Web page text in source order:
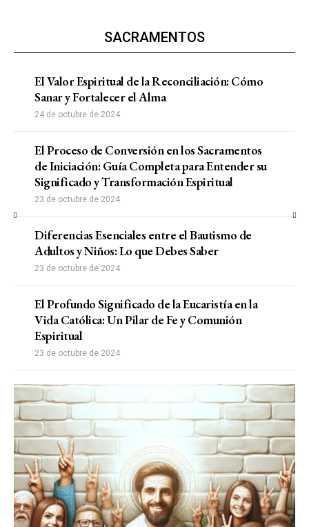
SACRAMENTOS
El Valor Espiritual de la Reconciliación: Cómo
Sanar y Fortalecer el Alma
24 de octubre de 2024
El Proceso de Conversión en los Sacramentos
de Iniciación: Guía Completa para Entender su
Significado y Transformación Espiritual
23 de octubre de 2024
Diferencias Esenciales entre el Bautismo de
Adultos y Niños: Lo que Debes Saber
23 de octubre de 2024
El Profundo Significado de la Eucaristía en la
Vida Católica: Un Pilar de Fe y Comunión
Espiritual
23 de octubre de 2024